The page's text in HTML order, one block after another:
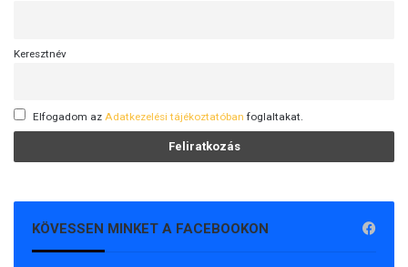
Keresztnév
Elfogadom az Adatkezelési tájékoztatóban foglaltakat.
KÖVESSEN MINKET A FACEBOOKON